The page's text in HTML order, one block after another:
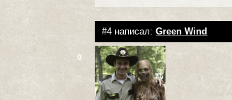
#4 написал:Green Wind
0